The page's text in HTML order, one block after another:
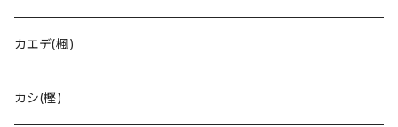
カエデ(楓)
カシ(樫)